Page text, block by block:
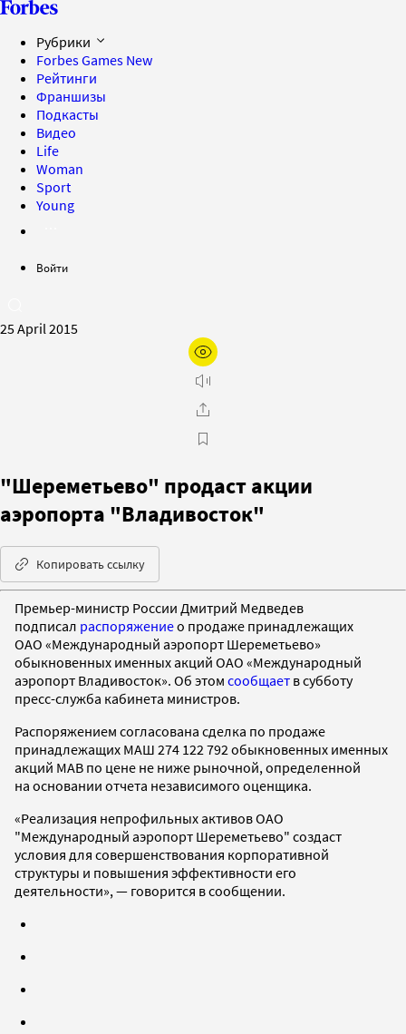
Рубрики
Forbes Games New
Рейтинги
Франшизы
Подкасты
Видео
Life
Woman
Sport
Young
Войти
25 April 2015
"Шереметьево" продаст акции
аэропорта "Владивосток"
Копировать ссылку
Премьер-министр России Дмитрий Медведев
подписал распоряжениео продаже принадлежащих
ОАО «Международный аэропорт Шереметьево»
обыкновенных именных акций ОАО «Международный
аэропорт Владивосток». Об этом сообщает в субботу
пресс-служба кабинета министров.
Распоряжением согласована сделка по продаже
принадлежащих МАШ 274 122 792 обыкновенных именных
акций МАВ по цене не ниже рыночной, определенной
на основании отчета независимого оценщика.
«Реализация непрофильных активов ОАО
"Международный аэропорт Шереметьево" создаст
условия для совершенствования корпоративной
структуры и повышения эффективности его
деятельности», — говорится в сообщении.